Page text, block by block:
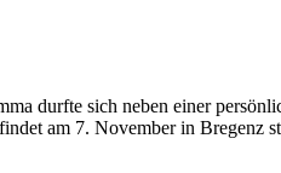
durfte sich neben einer
am 7. November in Bregenz